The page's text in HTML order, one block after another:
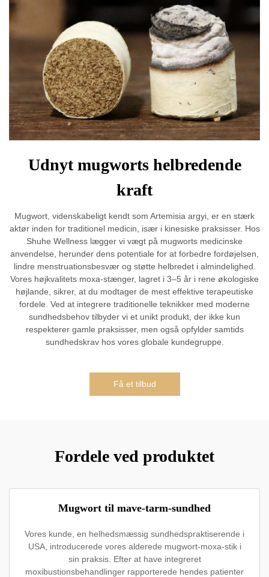
Udnyt mugworts helbredende
kraft
Mugwort, videnskabeligt kendt som Artemisia argyi, er en stærk
aktør inden for traditionel medicin, især i kinesiske praksisser. Hos
Shuhe Wellness lægger vi vægt på mugworts medicinske
anvendelse, herunder dens potentiale for at forbedre fordøjelsen,
lindre menstruationsbesvær og støtte helbredet i almindelighed.
Vores højkvalitets moxa-stænger, lagret i 3–5 år i rene økologiske
højlande, sikrer, at du modtager de mest effektive terapeutiske
fordele. Ved at integrere traditionelle teknikker med moderne
sundhedsbehov tilbyder vi et unikt produkt, der ikke kun
respekterer gamle praksisser, men også opfylder samtids
sundhedskrav hos vores globale kundegruppe.
Få et tilbud
Fordele ved produktet
Mugwort til mave-tarm-sundhed
Vores kunde, en helhedsmæssig sundhedspraktiserende i
USA, introducerede vores alderede mugwort-moxa-stik i
sin praksis. Efter at have integreret
moxibustionsbehandlinger rapporterede hendes patienter